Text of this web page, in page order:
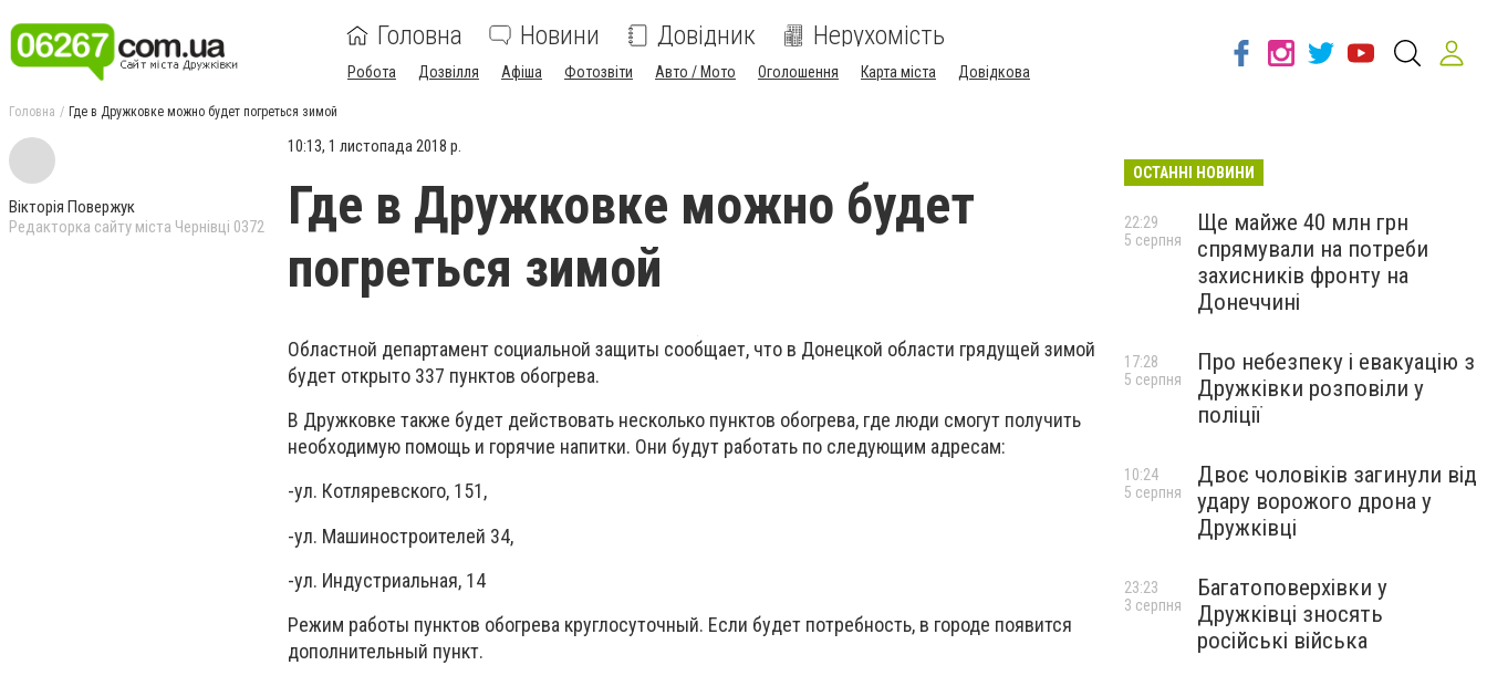
Головна Новини Довідник Нерухомість
Робота Дозвілля Афіша Фотозвіти Авто / Мото Оголошення Карта міста Довідкова
Головна Где в Дружковке можно будет погреться зимой
Вікторія Повержук
Редакторка сайту міста Чернівці 0372
10:13, 1 листопада 2018 р.
Где в Дружковке можно будет
погреться зимой
Областной департамент социальной защиты сообщает, что в Донецкой области грядущей зимой
будет открыто 337 пунктов обогрева.
В Дружковке также будет действовать несколько пунктов обогрева, где люди смогут получить
необходимую помощь и горячие напитки. Они будут работать по следующим адресам:
-ул. Котляревского, 151,
-ул. Машиностроителей 34,
-ул. Индустриальная, 14
Режим работы пунктов обогрева круглосуточный. Если будет потребность, в городе появится
дополнительный пункт.
ОСТАННІ НОВИНИ
Ще майже 40 млн грн
спрямували на потреби
захисників фронту на
Донеччині
22:29
5 серпня
Про небезпеку і евакуацію з
Дружківки розповіли у
поліції
17:28
5 серпня
Двоє чоловіків загинули від
удару ворожого дрона у
Дружківці
10:24
5 серпня
Багатоповерхівки у
Дружківці зносять
російські війська
23:23
3 серпня